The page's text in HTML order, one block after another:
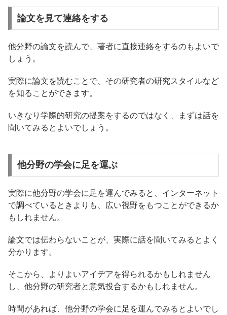
論文を見て連絡をする
他分野の論文を読んで、著者に直接連絡をするのもよいで
しょう。
実際に論文を読むことで、その研究者の研究スタイルなど
を知ることができます。
いきなり学際的研究の提案をするのではなく、まずは話を
聞いてみるとよいでしょう。
他分野の学会に足を運ぶ
実際に他分野の学会に足を運んでみると、インターネット
で調べているときよりも、広い視野をもつことができるか
もしれません。
論文では伝わらないことが、実際に話を聞いてみるとよく
分かります。
そこから、よりよいアイデアを得られるかもしれません
し、他分野の研究者と意気投合するかもしれません。
時間があれば、他分野の学会に足を運んでみるとよいでし